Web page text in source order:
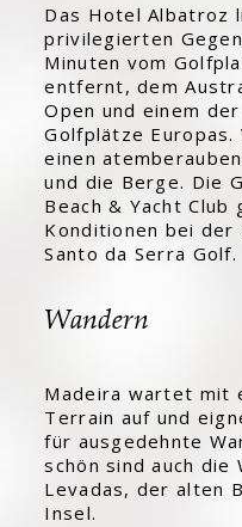
Das Hotel Albatroz
privilegierten
Minuten vom
entfernt, dem
Open und einem
Golfplätze Europas.
einen
und die Berge. Die
Beach & Yacht
Konditionen bei der
Santo da Serra Golf.
Wandern
Madeira wartet mit
Terrain auf und
für ausgedehnte
schön sind auch die
Levadas, der alten
Insel.